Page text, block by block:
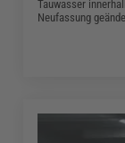
Tauwasser
Neufassung